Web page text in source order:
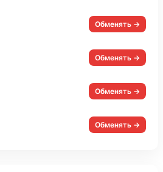
Обменять →
Обменять →
Обменять →
Обменять →